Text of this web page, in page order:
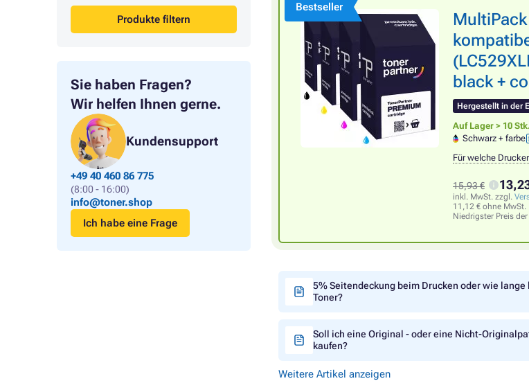
Produkte filtern
Sie haben Fragen?
Wir helfen Ihnen gerne.
Kundensupport
+49 40 460 86 775
(8:00 - 16:00)
info@toner.shop
Ich habe eine Frage
Bestseller
black +
Hergestellt in der
Auf Lager > 10 Stk.
Schwarz + farbe
Für welche
15,93 €
inkl. MwSt. zzgl.
11,12 € ohne MwSt.
Niedrigster Preis
5% Seitendeckung beim Drucken oder wie lange
Toner?
Soll ich eine Original - oder eine Nicht-
kaufen?
Weitere Artikel anzeigen